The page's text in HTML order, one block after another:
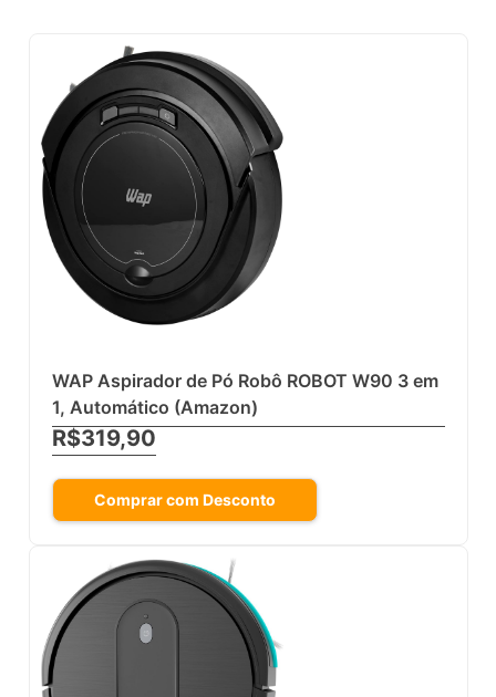
WAP Aspirador de Pó Robô ROBOT W90 3 em
1, Automático (Amazon)
R$319,90
Comprar com Desconto